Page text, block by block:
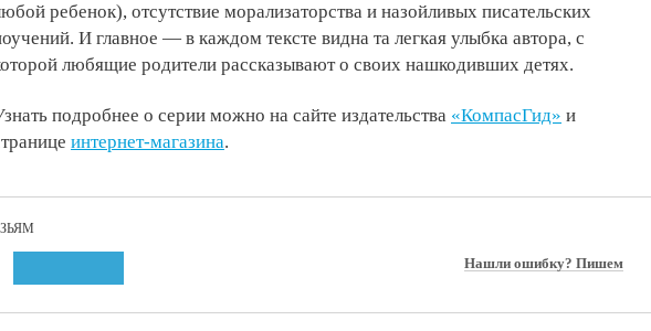
ребенок), отсутствие морализаторства и назойливых писательских
И главное — в каждом тексте видна та легкая улыбка автора, с
любящие родители рассказывают о своих нашкодивших детях.
подробнее о серии можно на сайте издательства «КомпасГид» и
интернет-магазина.
Нашли ошибку? Пишем